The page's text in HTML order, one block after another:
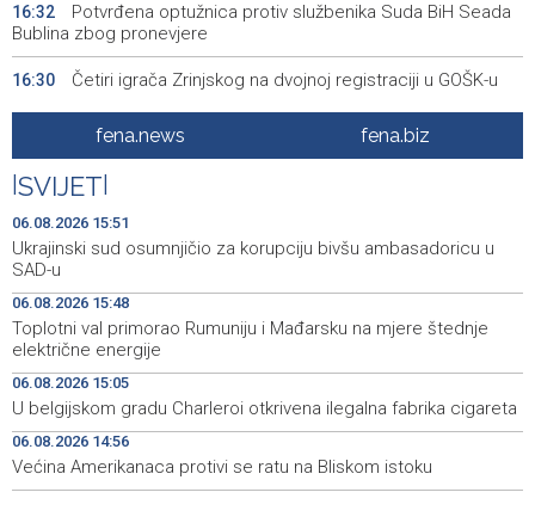
16:32
Potvrđena optužnica protiv službenika Suda BiH Seada
Bublina zbog pronevjere
16:30 Četiri igrača Zrinjskog na dvojnoj registraciji u GOŠK-u
Srbija: Sindikat traži da zaštita radnika na visokim
temperaturama uđe u zakon
16:05
Obilježavanje 31. obljetnice VRO 'Maestral' i oslobođenja
Jajca uz pokroviteljstvo HNS-a BiH
16:04
Vozač podlegao ozljedama nakon sudara kod
15:51
Ukrajinski sud osumnjičio za korupciju bivšu
ambasadoricu u SAD-u
15:51
Završeno je ovogodišnje izdanje Mladifesta koje je
okupilo mlade iz 73 zemlje svijeta
15:48
Toplotni val primorao Rumuniju i Mađarsku na mjere
štednje električne energije
fena.news fena.biz
SVIJET
06.08.2026 15:51
Ukrajinski sud osumnjičio za korupciju bivšu ambasadoricu u
SAD-u
06.08.2026 15:48
Toplotni val primorao Rumuniju i Mađarsku na mjere štednje
električne energije
06.08.2026 15:05
U belgijskom gradu Charleroi otkrivena ilegalna fabrika cigareta
06.08.2026 14:56
Većina Amerikanaca protivi se ratu na Bliskom istoku